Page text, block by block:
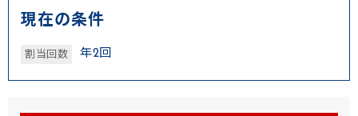
現在の条件
割当回数 年2回